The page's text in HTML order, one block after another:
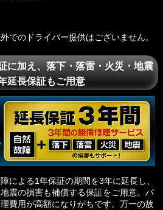
でのドライバー提供はございません。
に加え、落下・落雷・火災・地震
延長保証もご用意
による1年保証の期間を3年に延長し、
震の損害も補償する保証をご用意。パ
費用が高額になりがちです。万一の故